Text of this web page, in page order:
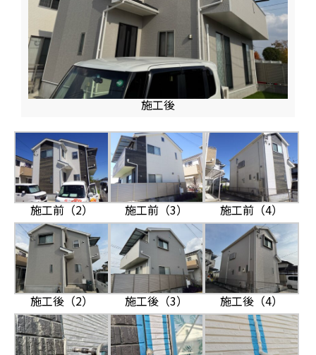
施工後
施工前（2） 施工前（3） 施工前（4）
施工後（2） 施工後（3） 施工後（4）